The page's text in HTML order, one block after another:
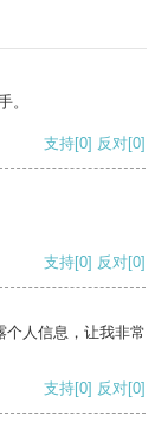
。
支持[0] 反对[0]
支持[0] 反对[0]
个人信息，让我非常
支持[0] 反对[0]